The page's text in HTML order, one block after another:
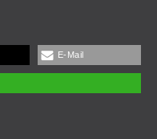
E-Mail